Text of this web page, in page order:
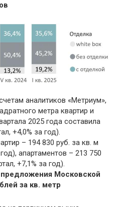
аналитиков «Метриум»,
метра квартир и
2025 года составила
+4,0% за год).
– 194 830 руб. за кв. м
апартаментов – 213 750
+7,1% за год).
Московской
за кв. метр